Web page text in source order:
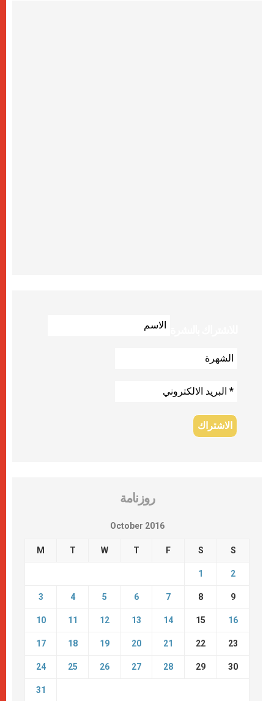
روزنامة
October 2016
M T W T F S S
1 2
3 4 5 6 7 8 9
10 11 12 13 14 15 16
17 18 19 20 21 22 23
24 25 26 27 28 29 30
31